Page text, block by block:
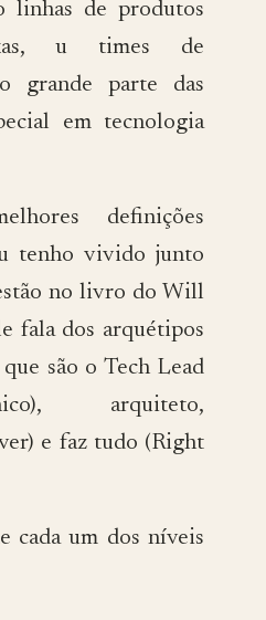
linhas de produtos
u times de
grande parte das
em tecnologia
definições
tenho vivido junto
no livro do Will
fala dos arquétipos
são o Tech Lead
arquiteto,
e faz tudo (Right
cada um dos níveis